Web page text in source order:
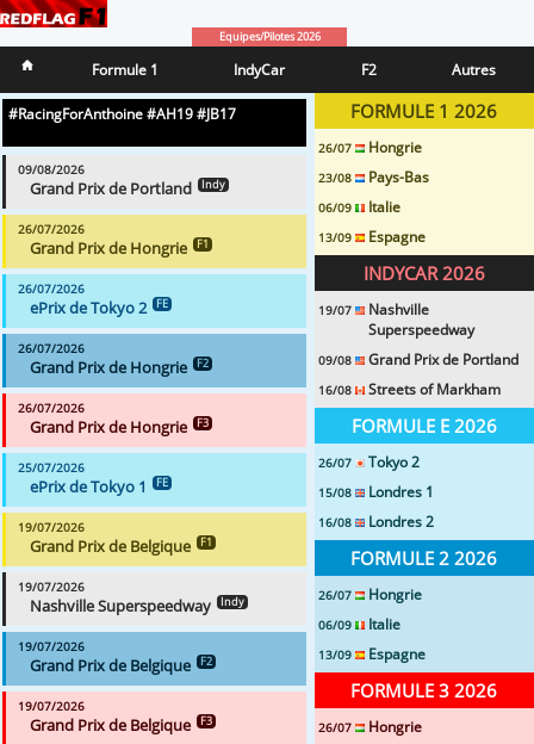
Equipes/Pilotes 2026
Formule 1 IndyCar F2 Autres
#RacingForAnthoine #AH19 #JB17
09/08/2026
Grand Prix de Portland Indy
26/07/2026
Grand Prix de Hongrie F1
26/07/2026
ePrix de Tokyo 2 FE
26/07/2026
Grand Prix de Hongrie F2
26/07/2026
Grand Prix de Hongrie F3
25/07/2026
ePrix de Tokyo 1 FE
19/07/2026
Grand Prix de Belgique F1
19/07/2026
Nashville Superspeedway Indy
19/07/2026
Grand Prix de Belgique F2
19/07/2026
Grand Prix de Belgique F3
FORMULE 1 2026
26/07 Hongrie
23/08 Pays-Bas
06/09 Italie
13/09 Espagne
INDYCAR 2026
19/07
Nashville
Superspeedway
09/08 Grand Prix de Portland
16/08 Streets of Markham
FORMULE E 2026
26/07 Tokyo 2
15/08 Londres 1
16/08 Londres 2
FORMULE 2 2026
26/07 Hongrie
06/09 Italie
13/09 Espagne
FORMULE 3 2026
26/07 Hongrie